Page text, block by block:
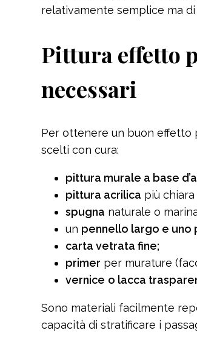
relativamente semplice ma
Pittura effetto
necessari
Per ottenere un buon effetto
scelti con cura:
pittura murale a base
pittura acrilica più
spugna naturale o
un pennello largo e uno
carta vetrata fine;
primer per murature
vernice o lacca
Sono materiali facilmente
capacità di stratificare i